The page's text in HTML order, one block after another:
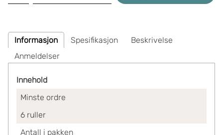
Informasjon Spesifikasjon
Beskrivelse
Anmeldelser
Innehold
Minste ordre
6 ruller
Antall i pakken